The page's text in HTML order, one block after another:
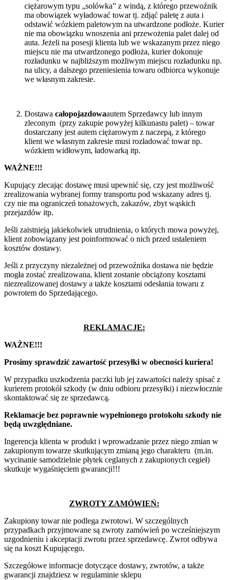
ciężarowym typu „solówka” z windą, z którego przewoźnik
ma obowiązek wyładować towar tj. zdjąć paletę z auta i
odstawić wózkiem paletowym na utwardzone podłoże. Kurier
nie ma obowiązku wnoszenia ani przewożenia palet dalej od
auta. Jeżeli na posesji klienta lub we wskazanym przez niego
miejscu nie ma utwardzonego podłoża, kurier dokonuje
rozładunku w najbliższym możliwym miejscu rozładunku np.
na ulicy, a dalszego przeniesienia towaru odbiorca wykonuje
we własnym zakresie.
Dostawa całopojazdowaautem Sprzedawcy lub innym
zleconym (przy zakupie powyżej kilkunastu palet) – towar
dostarczany jest autem ciężarowym z naczepą, z którego
klient we własnym zakresie musi rozładować towar np.
wózkiem widłowym, ładowarką itp.
WAŻNE!!!
Kupujący zlecając dostawę musi upewnić się, czy jest możliwość
zrealizowania wybranej formy transportu pod wskazany adres tj.
czy nie ma ograniczeń tonażowych, zakazów, zbyt wąskich
przejazdów itp.
Jeśli zaistnieją jakiekolwiek utrudnienia, o których mowa powyżej,
klient zobowiązany jest poinformować o nich przed ustaleniem
kosztów dostawy.
Jeśli z przyczyny niezależnej od przewoźnika dostawa nie będzie
mogła zostać zrealizowana, klient zostanie obciążony kosztami
niezrealizowanej dostawy a także kosztami odesłania towaru z
powrotem do Sprzedającego.
REKLAMACJE:
WAŻNE!!!
Prosimy sprawdzić zawartość przesyłki w obecności kuriera!
W przypadku uszkodzenia paczki lub jej zawartości należy spisać z
kurierem protokół szkody (w dniu odbioru przesyłki) i niezwłocznie
skontaktować się ze sprzedawcą.
Reklamacje bez poprawnie wypełnionego protokołu szkody nie
będą uwzględniane.
Ingerencja klienta w produkt i wprowadzanie przez niego zmian w
zakupionym towarze skutkującym zmianą jego charakteru (m.in.
wycinanie samodzielnie płytek ceglanych z zakupionych cegieł)
skutkuje wygaśnięciem gwarancji!!!
ZWROTY ZAMÓWIEŃ:
Zakupiony towar nie podlega zwrotowi. W szczególnych
przypadkach przyjmowane są zwroty zamówień po wcześniejszym
uzgodnieniu i akceptacji zwrotu przez sprzedawcę. Zwrot odbywa
się na koszt Kupującego.
Szczegółowe informacje dotyczące dostawy, zwrotów, a także
gwarancji znajdziesz w regulaminie sklepu